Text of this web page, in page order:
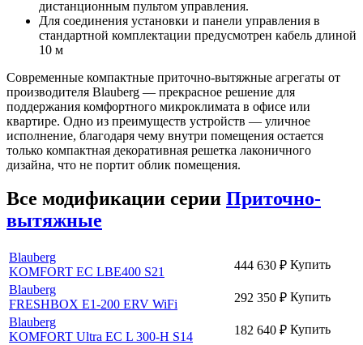
дистанционным пультом управления.
Для соединения установки и панели управления в
стандартной комплектации предусмотрен кабель длиной
10 м
Современные компактные приточно-вытяжные агрегаты от
производителя Blauberg — прекрасное решение для
поддержания комфортного микроклимата в офисе или
квартире. Одно из преимуществ устройств — уличное
исполнение, благодаря чему внутри помещения остается
только компактная декоративная решетка лаконичного
дизайна, что не портит облик помещения.
Все модификации серии Приточно-
вытяжные
Blauberg
KOMFORT EC LBE400 S21
444 630 ₽ Купить
Blauberg
FRESHBOX E1-200 ERV WiFi
292 350 ₽ Купить
Blauberg
KOMFORT Ultra EC L 300-H S14
182 640 ₽ Купить